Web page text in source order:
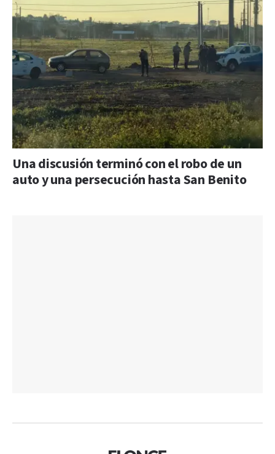
Una discusión terminó con el robo de un
auto y una persecución hasta San Benito